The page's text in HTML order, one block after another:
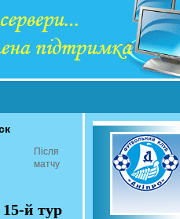
Після
матчу
й тур